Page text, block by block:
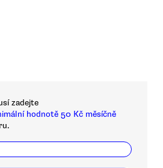
zadejte
hodnotě 50 Kč měsíčně